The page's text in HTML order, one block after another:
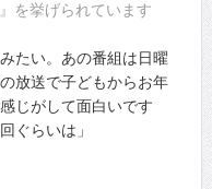
を挙げられています
たい。あの番組は日曜
放送で子どもからお年
じがして面白いです
ぐらいは」